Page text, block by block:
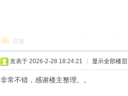
回复
发表于 2026-2-28 18:24:21 显示全部楼层
非常不错，感谢楼主整理。。